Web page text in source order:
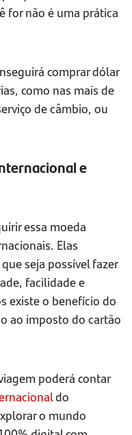
for não é uma prática
comprar dólar
como nas mais de
de câmbio, ou
e
essa moeda
Elas
seja possível fazer
facilidade e
existe o benefício do
ao imposto do cartão
poderá contar
do
o mundo